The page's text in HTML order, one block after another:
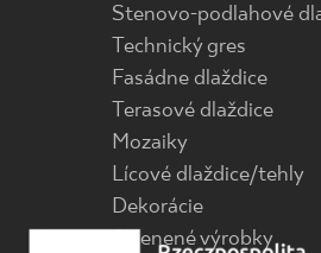
Stenovo-podlahové
Technický gres
Fasádne dlaždice
Terasové dlaždice
Mozaiky
Lícové dlaždice/tehly
Dekorácie
Sklenené výrobky